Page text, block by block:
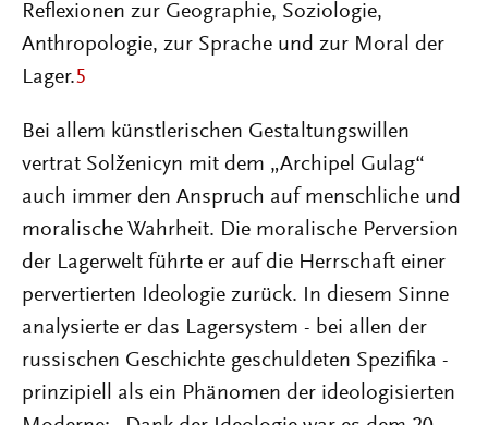
Reflexionen zur Geographie, Soziologie,
Anthropologie, zur Sprache und zur Moral der
Lager.5
Bei allem künstlerischen Gestaltungswillen
vertrat Solženicyn mit dem „Archipel Gulag“
auch immer den Anspruch auf menschliche und
moralische Wahrheit. Die moralische Perversion
der Lagerwelt führte er auf die Herrschaft einer
pervertierten Ideologie zurück. In diesem Sinne
analysierte er das Lagersystem - bei allen der
russischen Geschichte geschuldeten Spezifika -
prinzipiell als ein Phänomen der ideologisierten